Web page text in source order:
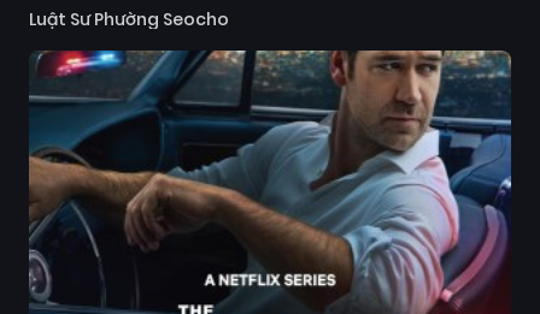
Luật Sư Phường Seocho